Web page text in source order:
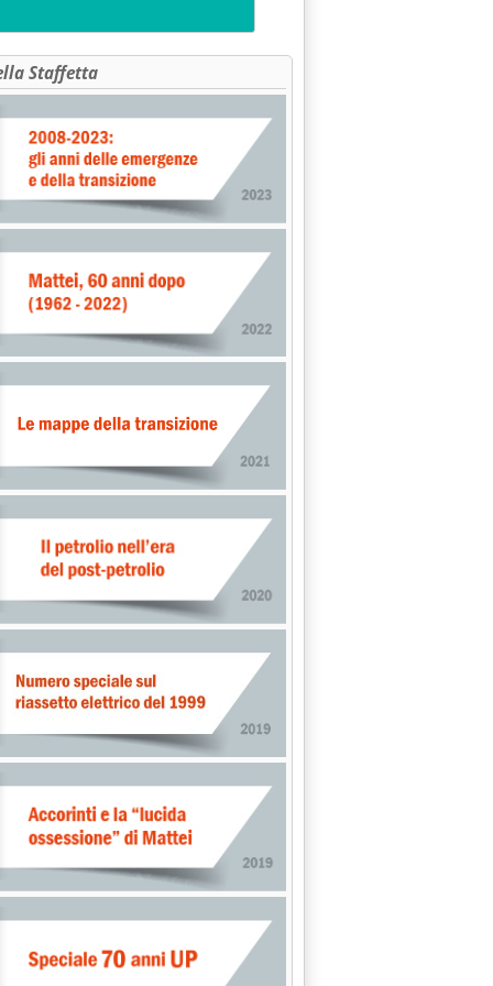
Staffetta